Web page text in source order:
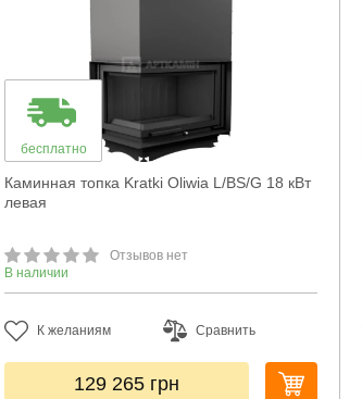
бесплатно
Каминная топка Kratki Oliwia L/BS/G 18 кВт
левая
Отзывов нет
В наличии
К желаниям Сравнить
129 265 грн